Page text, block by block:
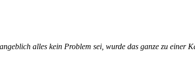
alles kein Problem sei, wurde das ganze zu einer